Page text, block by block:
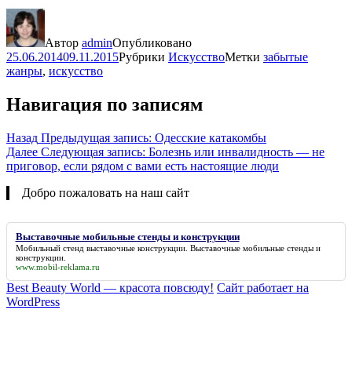
Автор adminОпубликовано
25.06.201409.11.2015Рубрики ИскусствоМетки забытые
жанры, искусство
Навигация по записям
Назад Предыдущая запись: Одесские катакомбы
Далее Следующая запись: Болезнь или инвалидность — не
приговор, если рядом с вами есть настоящие люди
Добро пожаловать на наш сайт
Выставочные мобильные стенды и конструкции
Мобильный стенд выставочные конструкции. Выставочные мобильные стенды и
конструкции.
www.mobil-reklama.ru
Best Beauty World — красота повсюду! Сайт работает на
WordPress